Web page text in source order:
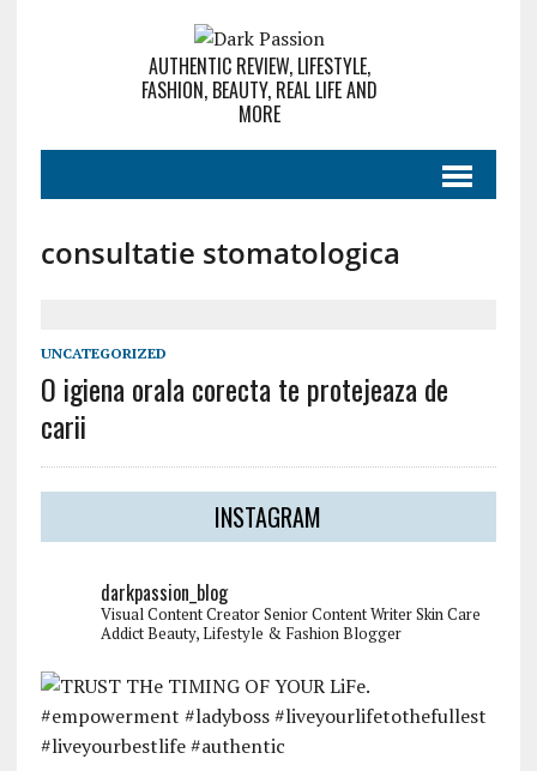
AUTHENTIC REVIEW, LIFESTYLE,
FASHION, BEAUTY, REAL LIFE AND
MORE
consultatie stomatologica
UNCATEGORIZED
O igiena orala corecta te protejeaza de
carii
INSTAGRAM
darkpassion_blog
Visual Content CreatorSenior Content WriterSkin Care
AddictBeauty, Lifestyle & Fashion Blogger